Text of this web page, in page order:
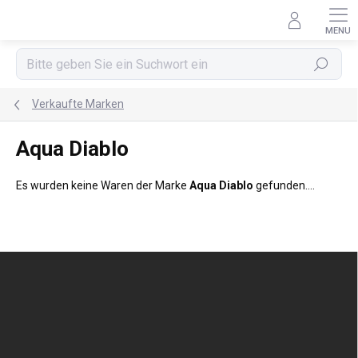
Suchen
Verkaufte Marken
Aqua Diablo
Es wurden keine Waren der Marke Aqua Diablo gefunden....